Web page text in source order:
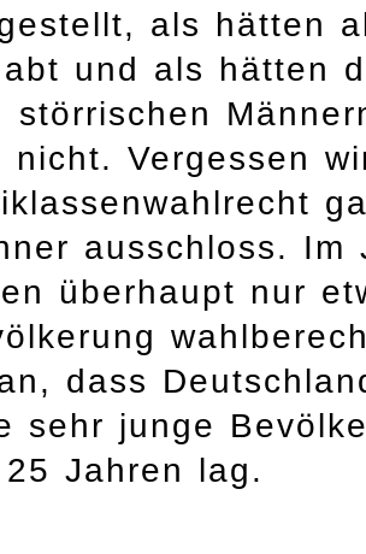
als hätten
und als hätten
störrischen
nicht. Vergessen
ausschloss.
überhaupt nur
dass
sehr junge
Jahren lag.